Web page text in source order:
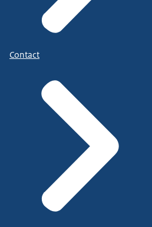
Contact